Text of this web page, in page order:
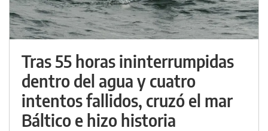
Tras 55 horas ininterrumpidas
dentro del agua y cuatro
intentos fallidos, cruzó el mar
Báltico e hizo historia